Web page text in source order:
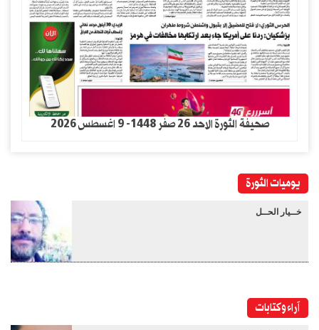
صحيفة الثورة الاحد 26 صفر 1448- 9 اغسطس 2026
يوميات الثورة
خــيار الحــل
آراء وكتابات